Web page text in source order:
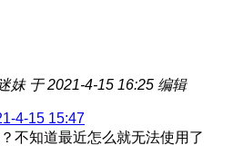
妹 于 2021-4-15 16:25 编辑
4-15 15:47
不知道最近怎么就无法使用了